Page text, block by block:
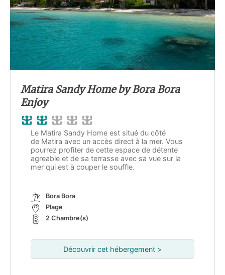
Matira Sandy Home by Bora Bora
Enjoy
Le Matira Sandy Home est situé du côté
de Matira avec un accès direct à la mer. Vous
pourrez profiter de cette espace de détente
agreable et de sa terrasse avec sa vue sur la
mer qui est à couper le souffle.
Bora Bora
Plage
2 Chambre(s)
Découvrir cet hébergement >